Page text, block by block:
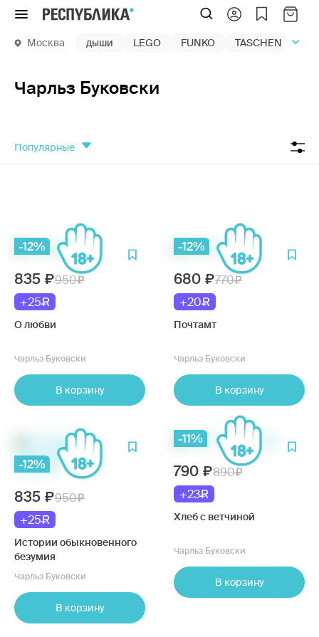
Меню
Москва дыши LEGO FUNKO TASCHEN
Чарльз Буковски
популярные
-12%
835
950
+25
О любви
Чарльз Буковски
В корзину
-12%
680
770
+20
Почтамт
Чарльз Буковски
В корзину
-12%
835
950
+25
Истории обыкновенного
безумия
Чарльз Буковски
В корзину
-11%
790
890
+23
Хлеб с ветчиной
Чарльз Буковски
В корзину